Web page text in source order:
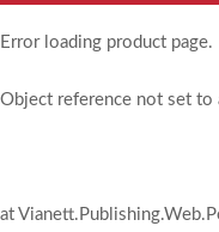
Error loading product page.
Object reference not set to
at